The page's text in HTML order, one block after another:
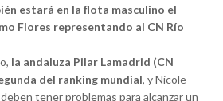
estará en la flota masculino el
Flores representando al CN Río
la andaluza Pilar Lamadrid (CN
del ranking mundial, y Nicole
tener problemas para alcanzar un